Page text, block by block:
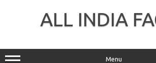
ALL INDIA
Menu